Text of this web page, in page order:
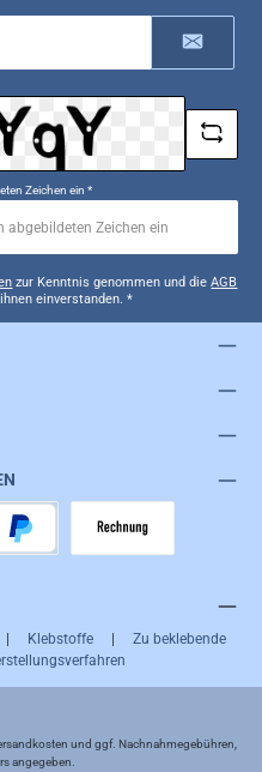
Zeichen ein *
zur Kenntnis genommen und dieAGB
einverstanden. *
Klebstoffe | Zu beklebende
und ggf. Nachnahmegebühren,
angegeben.